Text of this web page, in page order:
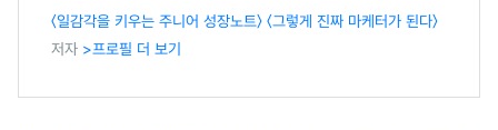
〈일감각을 키우는 주니어 성장노트〉 〈그렇게 진짜 마케터가 된다〉
저자 >프로필 더 보기